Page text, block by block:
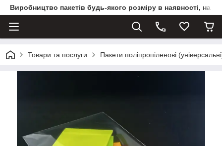
Виробництво пакетів будь-якого розміру в наявності, на
Товари та послуги Пакети поліпропіленові